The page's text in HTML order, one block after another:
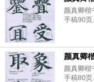
颜真卿楷
手稿90页...
颜真卿
颜真卿楷
手稿80页...